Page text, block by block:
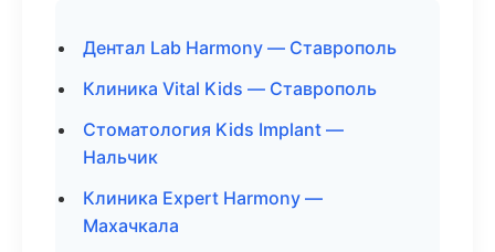
Дентал Lab Harmony — Ставрополь
Клиника Vital Kids — Ставрополь
Стоматология Kids Implant —
Нальчик
Клиника Expert Harmony —
Махачкала